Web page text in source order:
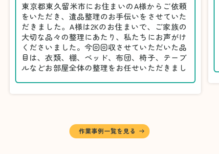
東京都東久留米市にお住まいのA様からご依頼
をいただき、遺品整理のお手伝いをさせていた
だきました。A様は2Kのお住まいで、ご家族の
大切な品々の整理にあたり、私たちにお声がけ
くださいました。今回回収させていただいた品
目は、衣類、棚、ベッド、布団、椅子、テーブ
ルなどお部屋全体の整理をお任せいただきまし
に仕分けしました。
A様から「手際よく進めてくれて助かりまし
作業事例一覧を見る